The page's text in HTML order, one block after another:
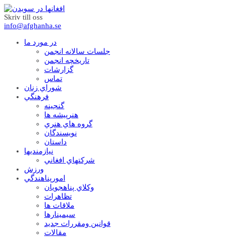
Skriv till oss
info@afghanha.se
در مورد ما
جلسات سالانه انجمن
تاریخچه انجمن
گزارشات
تماس
شوراي زنان
فرهنگي
گنجينه
هنرپيشه ها
گروه هاي هنري
نويسندگان
داستان
نيازمنديها
شرکتهاي افغاني
ورزش
امورپناهندگي
وکلاي پناهجويان
تظاهرات
ملاقات ها
سيمينارها
قوانين ومقررات جديد
مقالات